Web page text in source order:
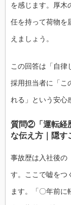
を感じます。厚木
任を持って荷物を
えましょう。
この回答は「自律
採用担当者に「こ
れる」という安心
質問②「運転経
な伝え方｜隠す
事故歴は入社後の
す。ここで嘘をつ
ます。「〇年前